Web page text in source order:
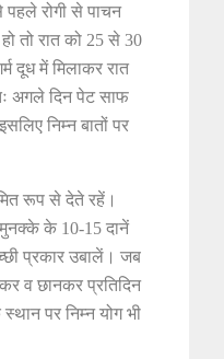
रोगी से पाचन
तो रात को 25 से 30
दूध में मिलाकर रात
अगले दिन पेट साफ
निम्न बातों पर
रूप से देते रहें।
के 10-15 दानें
प्रकार उबालें। जब
व छानकर प्रतिदिन
पर निम्न योग भी